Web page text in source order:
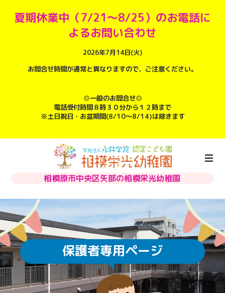
夏期休業中（7/21～8/25）のお電話に
よるお問い合わせ
2026年7月14日(火)
お問合せ時間が通常と異なりますので、ご注意ください。
◎一般のお問合せ◎
電話受付時間８時３０分から１２時まで
※土日祝日・お盆期間(8/10～8/14)は除きます
相模原市中央区矢部の相模栄光幼稚園
保護者専用ページ